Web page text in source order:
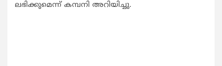
ലഭിക്കുമെന്ന് കമ്പനി അറിയിച്ചു.